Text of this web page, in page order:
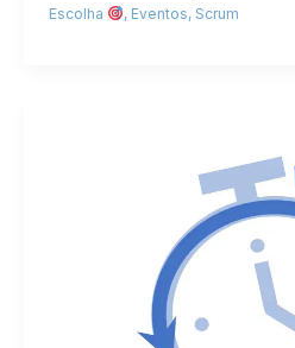
Escolha , Eventos, Scrum